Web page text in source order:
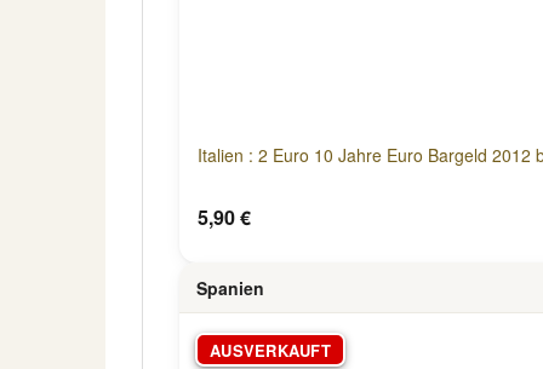
Italien : 2 Euro 10 Jahre Euro Bargeld 2012
5,90 €
Spanien
AUSVERKAUFT